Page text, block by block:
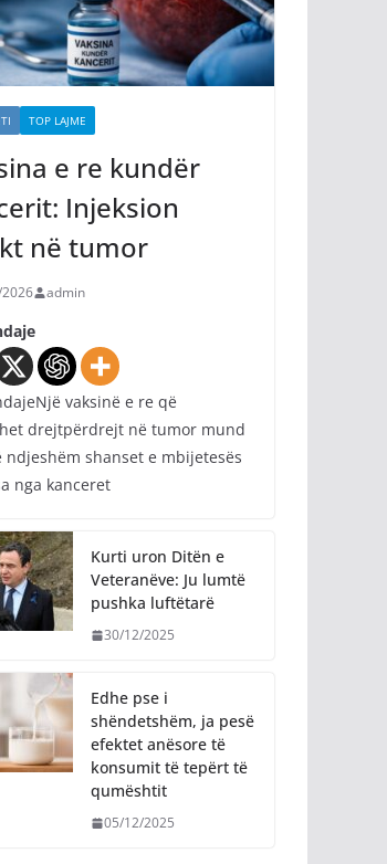
TOP LAJME
e re kundër
Injeksion
në tumor
admin
vaksinë e re që
drejtpërdrejt në tumor mund
ndjeshëm shanset e mbijetesës
nga kanceret
Kurti uron Ditën e
Veteranëve: Ju lumtë
pushka luftëtarë
30/12/2025
Edhe pse i
shëndetshëm, ja pesë
efektet anësore të
konsumit të tepërt të
qumështit
05/12/2025